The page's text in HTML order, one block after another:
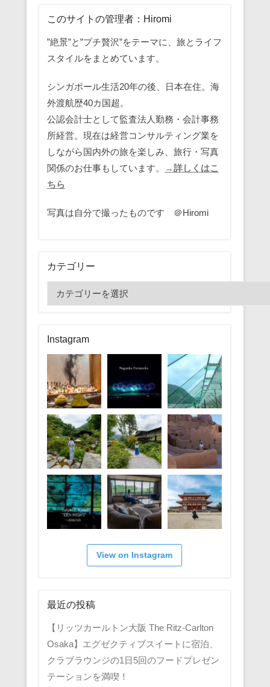
このサイトの管理者：Hiromi
”絶景”と”プチ贅沢”をテーマに、旅とライフ
スタイルをまとめています。
シンガポール生活20年の後、日本在住。海
外渡航歴40カ国超。
公認会計士として監査法人勤務・会計事務
所経営。現在は経営コンサルティング業を
しながら国内外の旅を楽しみ、旅行・写真
関係のお仕事もしています。
→詳しくはこ
ちら
写真は自分で撮ったものです ＠Hiromi
カテゴリー
テ
リ
ー
Instagram
View on Instagram
最近の投稿
【リッツカールトン大阪 The Ritz-Carlton
Osaka】エグゼクティブスイートに宿泊、
クラブラウンジの1日5回のフードプレゼン
テーションを満喫！